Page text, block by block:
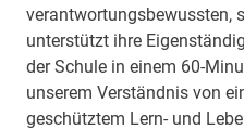
verantwortungsbewussten,
unterstützt ihre
der Schule in einem 60-
unserem Verständnis von
geschütztem Lern- und